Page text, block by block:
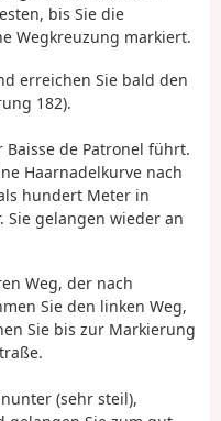
bis Sie die
Wegkreuzung markiert.
erreichen Sie bald den
182).
Baisse de Patronel führt.
Haarnadelkurve nach
hundert Meter in
gelangen wieder an
Weg, der nach
Sie den linken Weg,
Sie bis zur Markierung
(sehr steil),